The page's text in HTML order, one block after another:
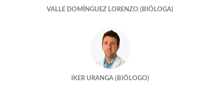
¿Me quedaré sin óvulos si dono?
¿LOS EMBRIONES SON MELÓMANOS?
VALLE DOMÍNGUEZ LORENZO (BIÓLOGA)
IKER URANGA (BIÓLOGO)